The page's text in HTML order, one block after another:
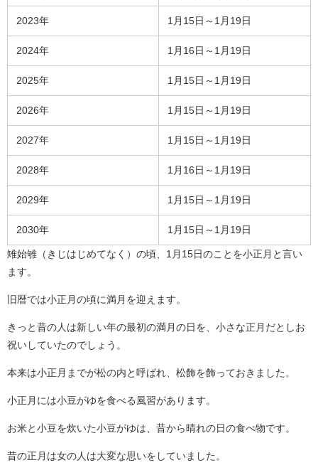
2023年 1月15日～1月19日
2024年 1月16日～1月19日
2025年 1月15日～1月19日
2026年 1月15日～1月19日
2027年 1月15日～1月19日
2028年 1月16日～1月19日
2029年 1月15日～1月19日
2030年 1月15日～1月19日
雉始雊（きじはじめてなく）の頃、1月15日のことを小正月と言い
ます。
旧暦では小正月の頃に満月を迎えます。
きっと昔の人は新しい年の最初の満月の日を、小さな正月だとしお
祝いしていたのでしょう。
本来は小正月までが松の内と呼ばれ、松飾を飾っておきました。
小正月には小豆がゆを食べる風習があります。
お米と小豆を炊いた小豆がゆは、昔から晴れの日の食べ物です。
昔の正月は女の人は大変な思いをしていました。